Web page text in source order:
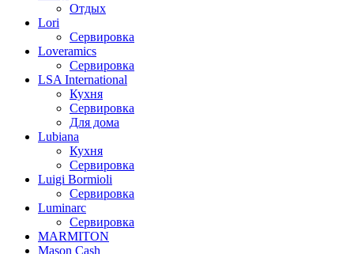
Отдых
Lori
Сервировка
Loveramics
Сервировка
LSA International
Кухня
Сервировка
Для дома
Lubiana
Кухня
Сервировка
Luigi Bormioli
Сервировка
Luminarc
Сервировка
MARMITON
Mason Cash